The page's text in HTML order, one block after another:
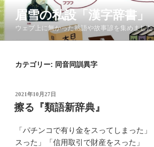
コ
ン
テ
ン
眉雪の私設「漢字辞書」
ウェブ上に無かった熟語や故事諺を集めました
カテゴリー: 同音同訓異字
投
稿
日:
2021年10月27日
擦る『類語新辞典』
「パチンコで有り金をスってしまった
スった」「信用取引で財産をスった」